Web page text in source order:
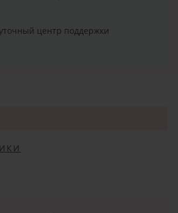
центр поддержки